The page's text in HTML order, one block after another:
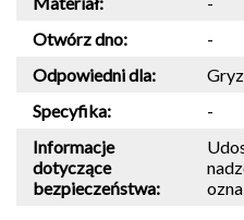
Otwórz dno:
-
Odpowiedni dla:
Specyfika:
-
Informacje
dotyczące
bezpieczeństwa: